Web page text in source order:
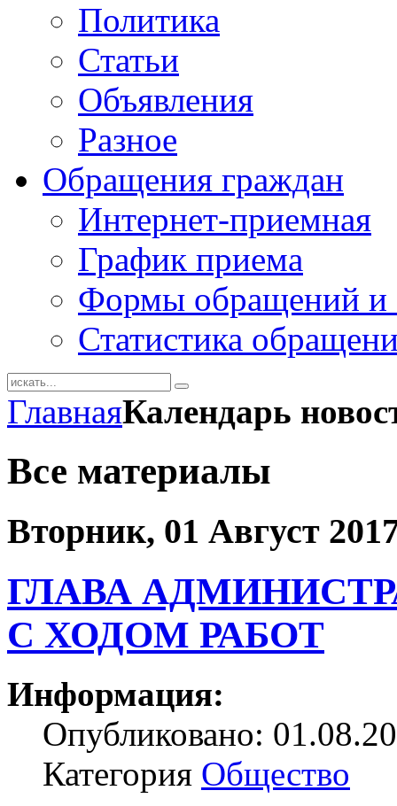
Политика
Статьи
Объявления
Разное
Обращения граждан
Интернет-приемная
График приема
Формы обращений и
Статистика
ГлавнаяКалендарь
Все материалы
Вторник, 01 Август
ГЛАВА
С ХОДОМ РАБОТ
Информация:
Опубликовано:
Категория Общество